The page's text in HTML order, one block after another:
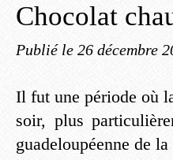
Chocolat
Publié le 26 décembre
Il fut une période où
soir, plus
guadeloupéenne de